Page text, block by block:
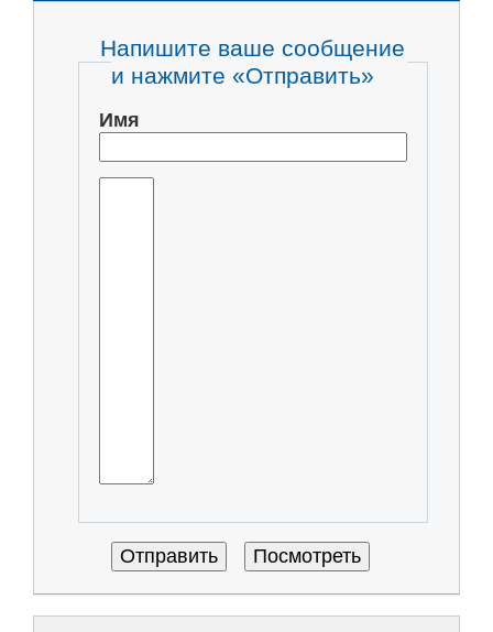
Напишите ваше сообщение
и нажмите «Отправить»
Имя